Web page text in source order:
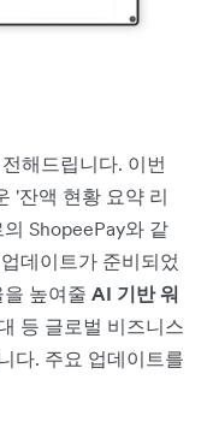
해드립니다. 이번
'잔액 현황 요약 리
ShopeePay와 같
데이트가 준비되었
높여줄 AI 기반 워
등 글로벌 비즈니스
다. 주요 업데이트를